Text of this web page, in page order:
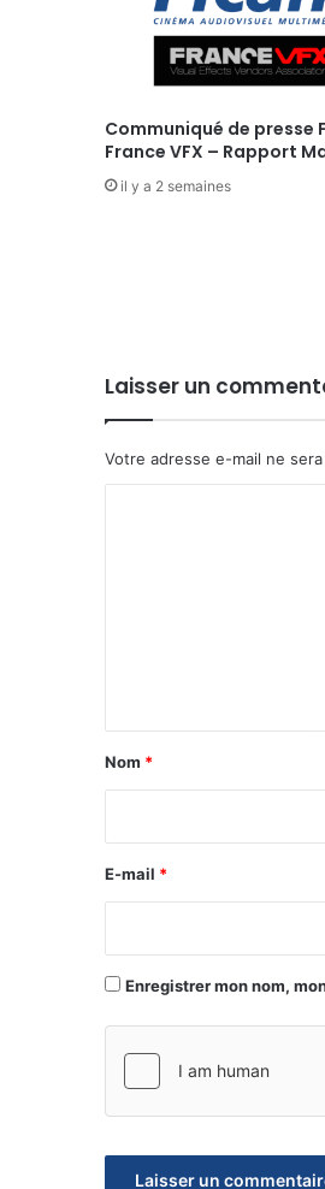
Communiqué de presse
France VFX – Rapport
il y a 2 semaines
Laisser un
Votre adresse e-mail ne
a
i
*
Nom *
E-mail *
Enregistrer mon nom,